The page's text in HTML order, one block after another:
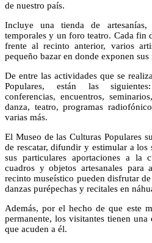
de nuestro país.
Incluye una tienda de
temporales y un foro teatro. Cada fin
frente al recinto anterior, varios
pequeño bazar en donde exponen
De entre las actividades que se
Populares, están las
conferencias, encuentros,
danza, teatro, programas
varias más.
El Museo de las Culturas Populares
de rescatar, difundir y estimular a los
sus particulares aportaciones a la
cuadros y objetos artesanales para
recinto museístico pueden disfrutar
danzas purépechas y recitales en
Además, por el hecho de que este
permanente, los visitantes tienen
que acuden a él.